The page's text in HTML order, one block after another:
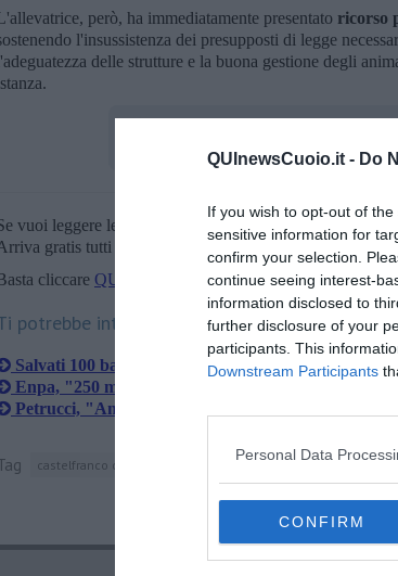
QUInewsCuoio.it - Do
If you wish to opt-out of
sensitive information for
confirm your selection.
continue seeing interest-
information disclosed to
further disclosure of your
participants. This
Downstream Participants
Personal Data
CONFIRM
però, ha immediatamente presentato ricorso
l'insussistenza dei presupposti di legge
delle strutture e la buona gestione degli
vuoi leggere le notizie principali della Toscana iscriviti
gratis tutti i giorni alle 20:00 direttamente nella tua
cliccare QUI
potrebbe interessare anche:
Salvati 100 barboncini da un allevamento
Enpa, "250 mail per i barboncini di Castelfranco"
Petrucci, "Animali, tolleranza zero"
castelfranco di sotto maltrattamento di animali